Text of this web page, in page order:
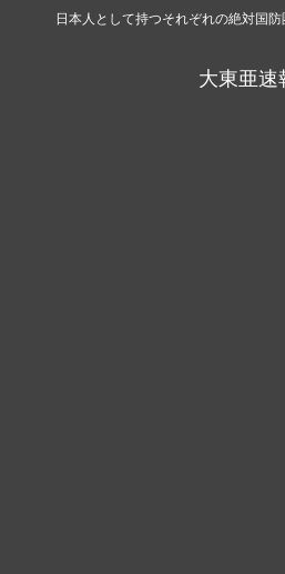
日本人として持つそれぞれの絶対国
大東亜速